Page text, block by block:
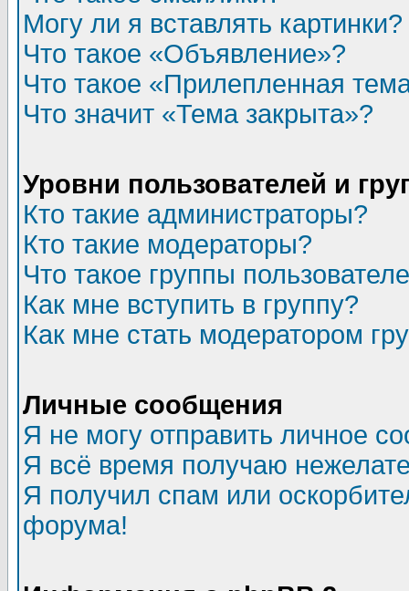
Могу ли я вставлять картинки?
Что такое «Объявление»?
Что такое «Прилепленная
Что значит «Тема закрыта»?
Уровни пользователей и
Кто такие администраторы?
Кто такие модераторы?
Что такое группы
Как мне вступить в группу?
Как мне стать модератором
Личные сообщения
Я не могу отправить личное
Я всё время получаю
Я получил спам или
форума!